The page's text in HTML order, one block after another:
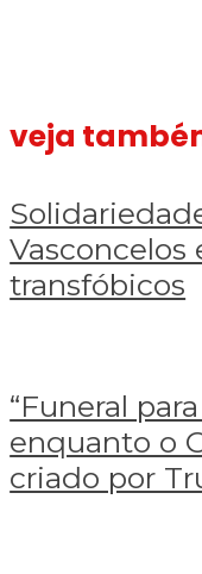
veja
ao
jornalista
Caê
Vasconcelos
e
Vasconcelos
transfóbicos
para
toda
Gaza”
—
enquanto
“Funeral
enquanto o
criado por